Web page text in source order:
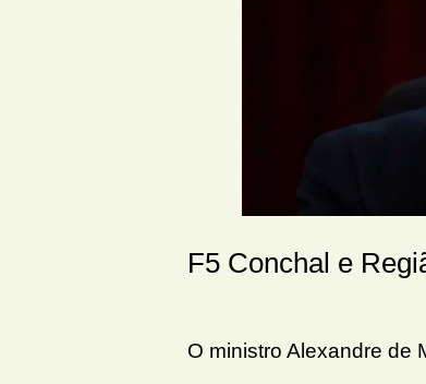
F5 Conchal e
O ministro Alexandre de